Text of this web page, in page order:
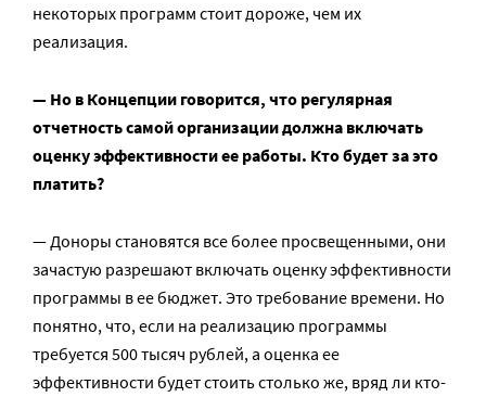
некоторых программ стоит дороже, чем их
реализация.
— Но в Концепции говорится, что регулярная
отчетность самой организации должна включать
оценку эффективности ее работы. Кто будет за это
платить?
— Доноры становятся все более просвещенными, они
зачастую разрешают включать оценку эффективности
программы в ее бюджет. Это требование времени. Но
понятно, что, если на реализацию программы
требуется 500 тысяч рублей, а оценка ее
эффективности будет стоить столько же, вряд ли кто-